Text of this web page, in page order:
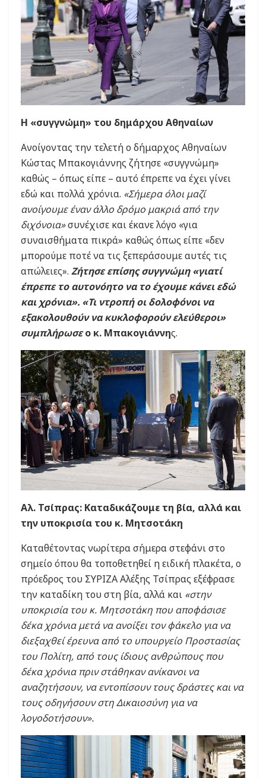
Η «συγγνώμη» του δημάρχου Αθηναίων
Ανοίγοντας την τελετή ο δήμαρχος Αθηναίων
Κώστας Μπακογιάννης ζήτησε «συγγνώμη»
καθώς – όπως είπε – αυτό έπρεπε να έχει γίνει
εδώ και πολλά χρόνια. «Σήμερα όλοι μαζί
ανοίγουμε έναν άλλο δρόμο μακριά από την
διχόνοια»συνέχισε και έκανε λόγο «για
συναισθήματα πικρά» καθώς όπως είπε «δεν
μπορούμε ποτέ να τις ξεπεράσουμε αυτές τις
απώλειες». Ζήτησε επίσης συγγνώμη «γιατί
έπρεπε το αυτονόητο να το έχουμε κάνει εδώ
και χρόνια». «Τι ντροπή οι δολοφόνοι να
εξακολουθούν να κυκλοφορούν ελεύθεροι»
συμπλήρωσεο κ. Μπακογιάννης.
Αλ. Τσίπρας: Καταδικάζουμε τη βία, αλλά και
την υποκρισία του κ. Μητσοτάκη
Καταθέτοντας νωρίτερα σήμερα στεφάνι στο
σημείο όπου θα τοποθετηθεί η ειδική πλακέτα, ο
πρόεδρος του ΣΥΡΙΖΑ Αλέξης Τσίπρας εξέφρασε
την καταδίκη του στη βία, αλλά και «στην
υποκρισία του κ. Μητσοτάκη που αποφάσισε
δέκα χρόνια μετά να ανοίξει τον φάκελο για να
διεξαχθεί έρευνα από το υπουργείο Προστασίας
του Πολίτη, από τους ίδιους ανθρώπους που
δέκα χρόνια πριν στάθηκαν ανίκανοι να
αναζητήσουν, να εντοπίσουν τους δράστες και να
τους οδηγήσουν στη Δικαιοσύνη για να
λογοδοτήσουν».